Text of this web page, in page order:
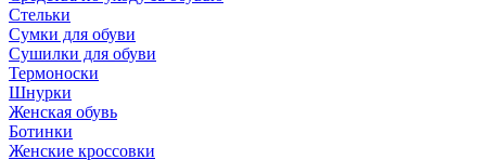
Стельки
Сумки для обуви
Сушилки для обуви
Термоноски
Шнурки
Женская обувь
Ботинки
Женские кроссовки